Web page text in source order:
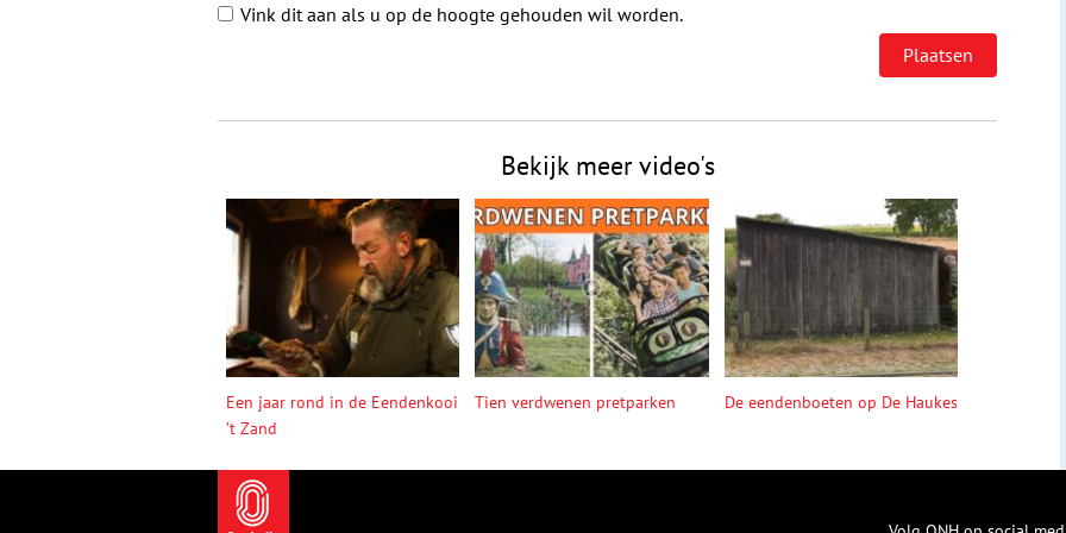
Vink dit aan als u op de hoogte gehouden wil worden.
Bekijk meer video's
Een jaar rond in de Eendenkooi
’t Zand
Tien verdwenen pretparken De eendenboeten op De Haukes